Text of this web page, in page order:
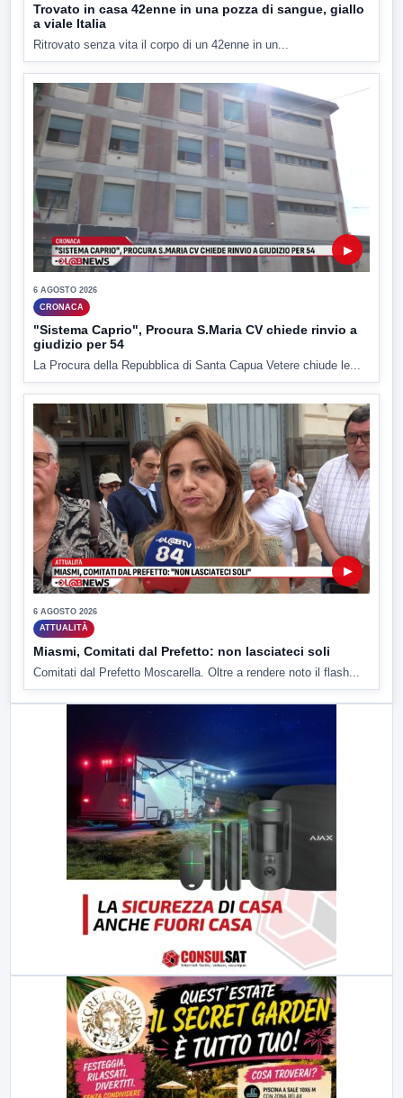
Trovato in casa 42enne in una pozza di sangue, giallo
a viale Italia
Ritrovato senza vita il corpo di un 42enne in un...
▶
6 AGOSTO 2026
CRONACA
"Sistema Caprio", Procura S.Maria CV chiede rinvio a
giudizio per 54
La Procura della Repubblica di Santa Capua Vetere chiude le...
▶
6 AGOSTO 2026
ATTUALITÀ
Miasmi, Comitati dal Prefetto: non lasciateci soli
Comitati dal Prefetto Moscarella. Oltre a rendere noto il flash...